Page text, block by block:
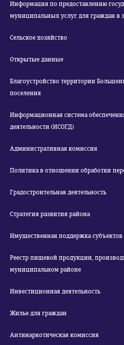
Информация по предоставлению
муниципальных услуг для граждан в
Сельское хозяйство
Открытые данные
Благоустройство территории
поселения
Информационная система
деятельности (ИСОГД)
Административная комиссия
Политика в отношении обработки
Градостроительная деятельность
Стратегия развития района
Имущественная поддержка
Реестр пищевой продукции,
муниципальном районе
Инвестиционная деятельность
Жилье для граждан
Антинаркотическая комиссия